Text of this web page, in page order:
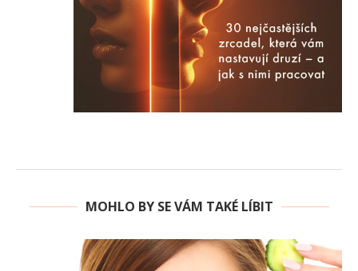
MOHLO BY SE VÁM TAKÉ LÍBIT